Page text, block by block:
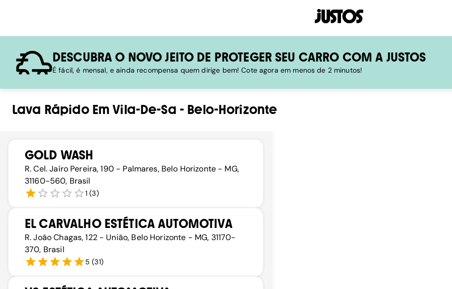
DESCUBRA O NOVO JEITO DE PROTEGER SEU CARRO COM A JUSTOS
É fácil, é mensal, e ainda recompensa quem dirige bem! Cote agora em menos de 2 minutos!
Lava RápidoEmVila-De-Sa - Belo-Horizonte
GOLD WASH
R. Cel. Jaíro Pereira, 190 - Palmares, Belo Horizonte - MG,
31160-560, Brasil
1 (3)
EL CARVALHO ESTÉTICA AUTOMOTIVA
R. João Chagas, 122 - União, Belo Horizonte - MG, 31170-
370, Brasil
5 (31)